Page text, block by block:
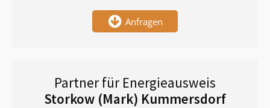
Anfragen
Partner für Energieausweis
Storkow (Mark) Kummersdorf